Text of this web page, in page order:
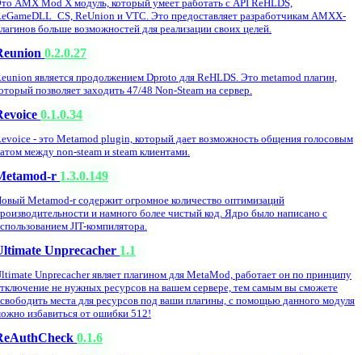
AMX Mod X модуль, который умеет работать с API ReHLDS,
ReUnion и VTC. Это предоставляет разработчикам AMXX-
больше возможностей для реализации своих целей.
0.2.0.27
является продолжением Dproto для ReHLDS. Это metamod плагин,
позволяет заходить 47/48 Non-Steam на сервер.
0.1.0.34
- это Metamod plugin, который дает возможность общения голосовым
между non-steam и steam клиентами.
r 1.3.0.149
Metamod-r содержит огромное количество оптимизаций
и намного более чистый код. Ядро было написано с
JIT-компилятора.
Unprecacher 1.1
Unprecacher являет плагином для MetaMod, работает он по принципу
не нужных ресурсов на вашем сервере, тем самым вы сможете
места для ресурсов под ваши плагины, с помощью данного модуля
избавиться от ошибки 512!
0.1.6